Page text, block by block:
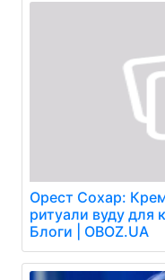
Орест Сохар:
ритуали вуду для
Блоги | OBOZ.UA